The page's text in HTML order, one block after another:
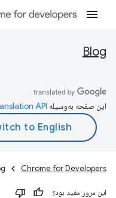
Blog
این صفحه به‌وسیله
Chrome for Developers
این مرور مفید بود؟